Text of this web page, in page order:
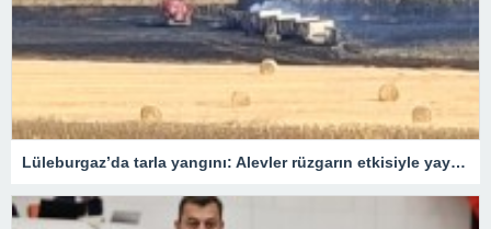
Lüleburgaz’da tarla yangını: Alevler rüzgarın etkisiyle yayıldı